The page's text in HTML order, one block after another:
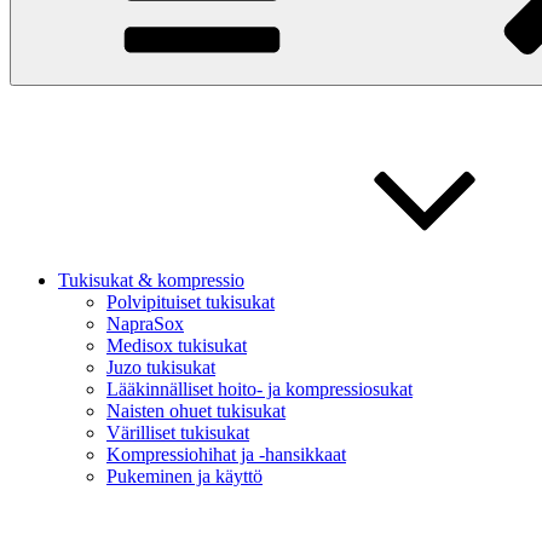
Tukisukat & kompressio
Polvipituiset tukisukat
NapraSox
Medisox tukisukat
Juzo tukisukat
Lääkinnälliset hoito- ja kompressiosukat
Naisten ohuet tukisukat
Värilliset tukisukat
Kompressiohihat ja -hansikkaat
Pukeminen ja käyttö